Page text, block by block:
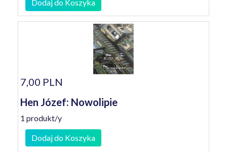
Dodaj do Koszyka
7,00 PLN
Hen Józef: Nowolipie
1 produkt/y
Dodaj do Koszyka